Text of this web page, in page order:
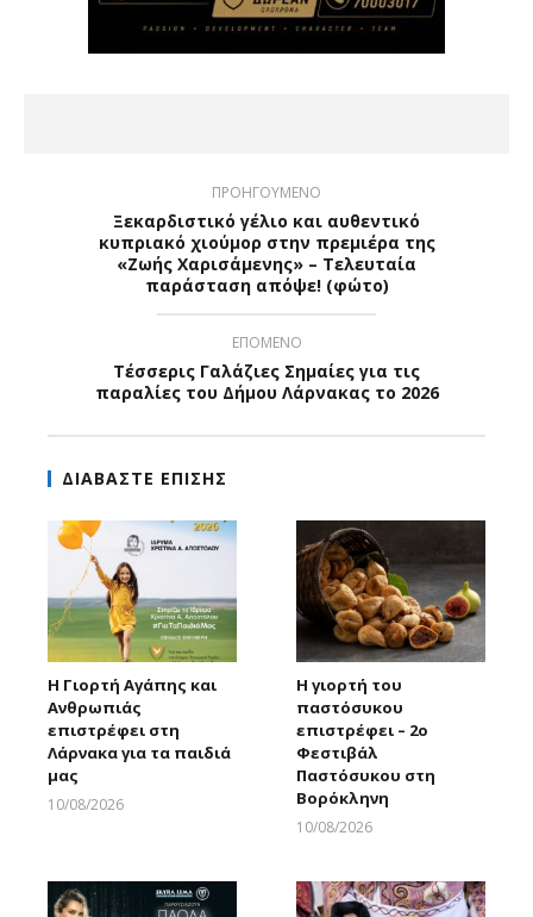
ΠΡΟΗΓΟΥΜΕΝΟ
Ξεκαρδιστικό γέλιο και αυθεντικό
κυπριακό χιούμορ στην πρεμιέρα της
«Ζωής Χαρισάμενης» – Τελευταία
παράσταση απόψε! (φώτο)
ΕΠΟΜΕΝΟ
Τέσσερις Γαλάζιες Σημαίες για τις
παραλίες του Δήμου Λάρνακας το 2026
ΔΙΑΒΑΣΤΕ ΕΠΙΣΗΣ
Η Γιορτή Αγάπης και
Ανθρωπιάς
επιστρέφει στη
Λάρνακα για τα παιδιά
μας
10/08/2026
Η γιορτή του
παστόσυκου
επιστρέφει – 2ο
Φεστιβάλ
Παστόσυκου στη
Βορόκληνη
10/08/2026